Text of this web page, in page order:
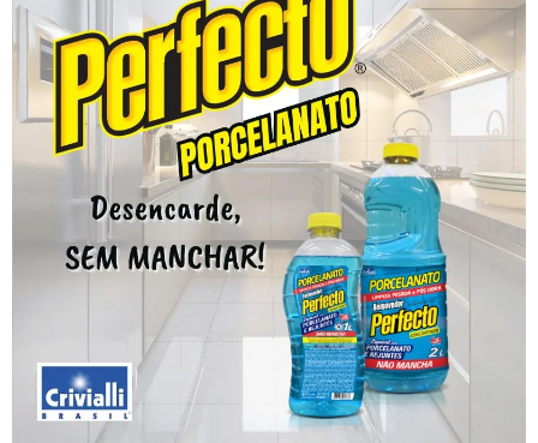
Cera De Carnaúba Para Madeira De Demolição
Cera De Carnaúba Para Madeira Escura
Cera De Carnaúba Para Madeira Incolor
Cera De Carnaúba Para Madeira Líquida
Cera De Carnaúba Para Madeira Onde Comprar
Cera De Carnaúba Para Madeira Preço
Cera De Carnaúba Para Madeira Vermelha
Cera De Carnaúba Para Móveis De Madeira
Cera De Carnaúba Preço